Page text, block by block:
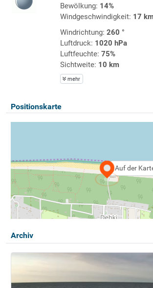
Bewölkung: 14%
Windgeschwindigkeit: 17
Windrichtung: 260 °
Luftdruck: 1020 hPa
Luftfeuchte: 75%
Sichtweite: 10 km
mehr
Positionskarte
Auf der
Archiv